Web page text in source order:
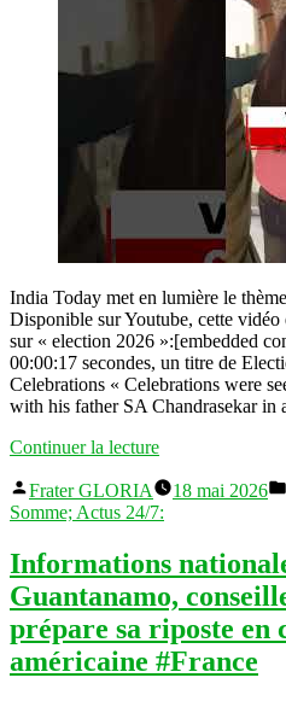
India Today met en lumière le
Disponible sur Youtube, cette
sur « election 2026 »:[embedded
00:00:17 secondes, un titre de
Celebrations « Celebrations were
with his father SA Chandrasekar
Continuer la lecture« (election
Election
Results
Family
Celebrations »
Publié
par
Frater GLORIA 18 mai 2026
Somme; Actus 24/7:
Informations
Guantanamo,
prépare sa riposte en
américaine #France